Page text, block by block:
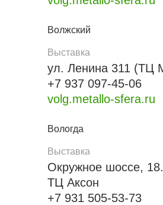
Волжский
Выставка
ул. Ленина 311 (ТЦ
+7 937 097-45-06
volg.metallo-sfera.ru
Вологда
Выставка
Окружное шоссе,
ТЦ Аксон
+7 931 505-53-73